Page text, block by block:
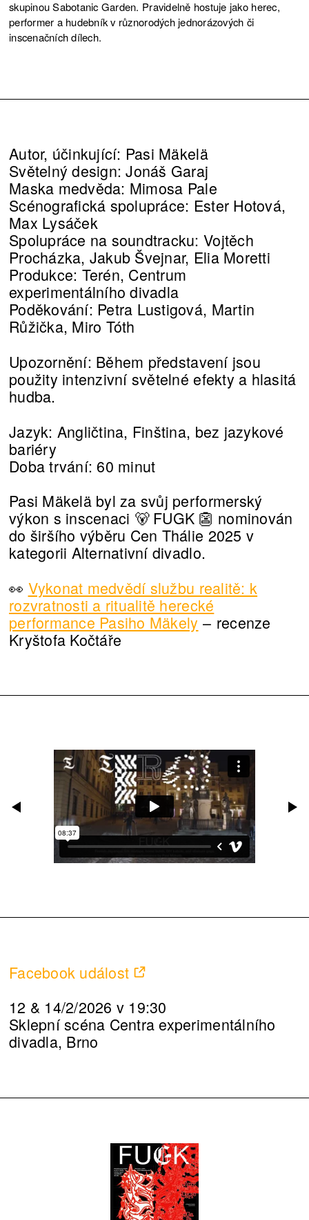
skupinou Sabotanic Garden. Pravidelně hostuje jako herec,
performer a hudebník v různorodých jednorázových či
inscenačních dílech.
Autor, účinkující: Pasi Mäkelä
Světelný design: Jonáš Garaj
Maska medvěda: Mimosa Pale
Scénografická spolupráce: Ester Hotová,
Max Lysáček
Spolupráce na soundtracku: Vojtěch
Procházka, Jakub Švejnar, Elia Moretti
Produkce: Terén, Centrum
experimentálního divadla
Poděkování: Petra Lustigová, Martin
Růžička, Miro Tóth
Upozornění: Během představení jsou
použity intenzivní světelné efekty a hlasitá
hudba.
Jazyk: Angličtina, Finština, bez jazykové
bariéry
Doba trvání: 60 minut
Pasi Mäkelä byl za svůj performerský
výkon s inscenaci 🐻 FUGK 👺 nominován
do širšího výběru Cen Thálie 2025 v
kategorii Alternativní divadlo.
👀 Vykonat medvědí službu realitě: k
rozvratnosti a ritualitě herecké
performance Pasiho Mäkely –⁠⁠⁠⁠⁠⁠ recenze
Kryštofa Kočtáře
Facebook událost
12 & 14/2/2026 v 19:30
Sklepní scéna Centra experimentálního
divadla, Brno